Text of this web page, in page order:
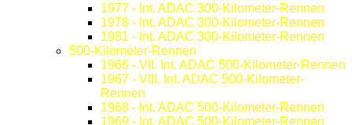
1977 - Int. ADAC 300-Kilometer-Rennen
1978 - Int. ADAC 300-Kilometer-Rennen
1981 - Int. ADAC 300-Kilometer-Rennen
500-Kilometer-Rennen
1966 - VII. Int. ADAC 500-Kilometer-Rennen
1967 - VIII. Int. ADAC 500-Kilometer-
Rennen
1968 - Int. ADAC 500-Kilometer-Rennen
1969 - Int. ADAC 500-Kilometer-Rennen